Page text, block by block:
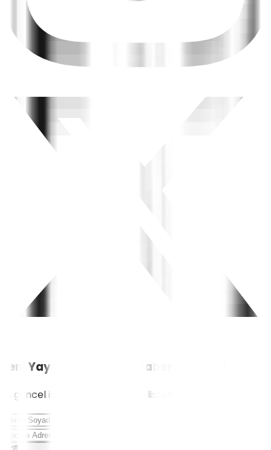
Yeni Yayınlardan İlk Siz Haberdar Olun!
En güncel içerikler için e-posta listemize katılın.